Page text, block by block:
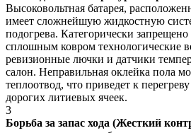
Высоковольтная батарея,
имеет сложнейшую жидкостную
подогрева. Категорически запрещено
сплошным ковром технологические
ревизионные лючки и датчики
салон. Неправильная оклейка пола
теплоотвод, что приведет к
дорогих литиевых ячеек.
3
Борьба за запас хода (Жесткий